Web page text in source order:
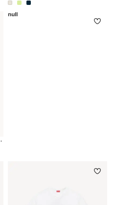
ンパー イン ウール & コットン
null